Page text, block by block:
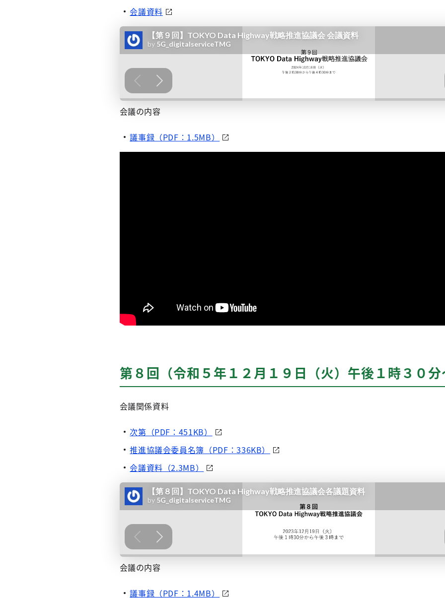
会議資料
会議の内容
議事録（PDF：1.5MB）
第８回（令和５年１２月１９日（火）午後１時３０
会議関係資料
次第（PDF：451KB）
推進協議会委員名簿（PDF：336KB）
会議資料（2.3MB）
会議の内容
議事録（PDF：1.4MB）